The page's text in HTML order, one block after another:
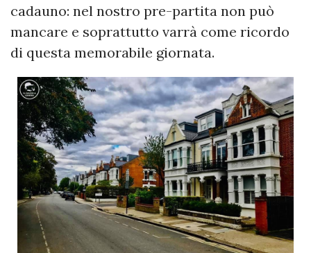
cadauno: nel nostro pre-partita non può
mancare e soprattutto varrà come ricordo
di questa memorabile giornata.